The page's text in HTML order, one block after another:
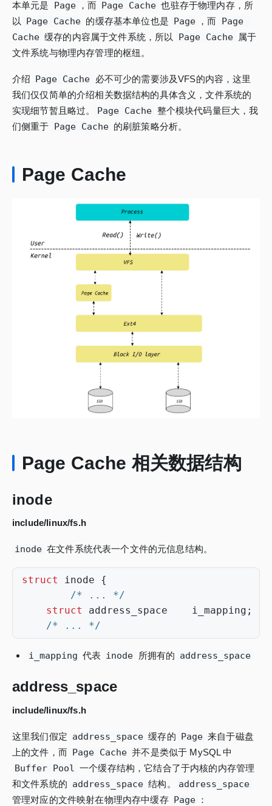
本单元是
Page ，而 Page Cache 也驻存于物理内存，所
以
Page Cache 的缓存基本单位也是 Page ，而 Page
Cache 缓存的内容属于文件系统，所以 Page Cache
属于
文件系统与物理内存管理的枢纽。
介绍 Page Cache 必不可少的需要涉及VFS的内容，这里
我们仅仅简单的介绍相关数据结构的具体含义，文件系统的
实现细节暂且略过。
Page Cache 整个模块代码量巨大，我
们侧重于 Page Cache 的刷脏策略分析。
Page Cache
Page Cache 相关数据结构
inode
include/linux/fs.h
inode 在文件系统代表一个文件的元信息结构。
struct inode
{
/* ... */
struct
address_space i_mapping ;
/* ... */
i_mapping 代表 inode 所拥有的 address_space
address_space
include/linux/fs.h
这里我们假定 address_space 缓存的 Page 来自于磁盘
上的文件，而 Page Cache 并不是类似于 MySQL 中
Buffer Pool 一个缓存结构，它结合了于内核的内存管理
和文件系统的 address_space 结构。 address_space
管理对应的文件映射在物理内存中缓存 Page ：